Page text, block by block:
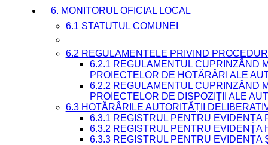
6. MONITORUL OFICIAL LOCAL
6.1 STATUTUL COMUNEI
6.2 REGULAMENTELE PRIVIND
6.2.1 REGULAMENTUL CUPRINZÂND
PROIECTELOR DE HOTĂRÂRI ALE
6.2.2 REGULAMENTUL CUPRINZÂND
PROIECTELOR DE DISPOZIȚII ALE
6.3 HOTĂRÂRILE AUTORITĂȚII
6.3.1 REGISTRUL PENTRU EVIDENȚA
6.3.2 REGISTRUL PENTRU EVIDENȚA
6.3.3 REGISTRUL PENTRU EVIDENȚA